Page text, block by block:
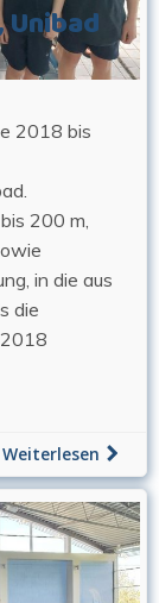
2018 bis
200 m,
in die aus
die
Weiterlesen